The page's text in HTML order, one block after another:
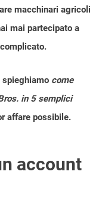
macchinari agricoli
mai partecipato a
complicato.
spieghiamo come
in 5 semplici
affare possibile.
account